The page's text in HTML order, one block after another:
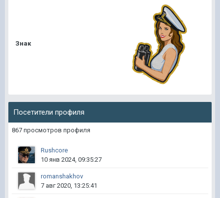
Знак
Посетители профиля
867 просмотров профиля
Rushcore
10 янв 2024, 09:35:27
romanshakhov
7 авг 2020, 13:25:41